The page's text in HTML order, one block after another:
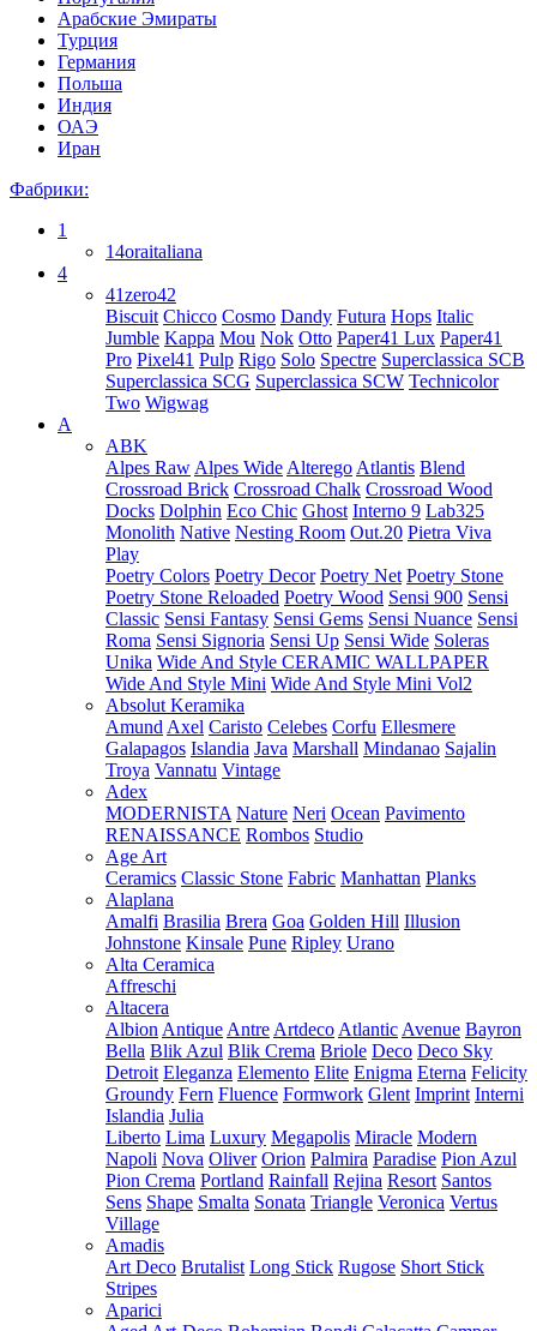
Арабские Эмираты
Турция
Германия
Польша
Индия
ОАЭ
Иран
Фабрики:
1
14oraitaliana
4
41zero42
Biscuit Chicco Cosmo Dandy Futura Hops Italic
Jumble Kappa Mou Nok Otto Paper41 Lux Paper41
Pro Pixel41 Pulp Rigo Solo Spectre Superclassica SCB
Superclassica SCG Superclassica SCW Technicolor
Two Wigwag
A
ABK
Alpes Raw Alpes Wide Alterego Atlantis Blend
Crossroad Brick Crossroad Chalk Crossroad Wood
Docks Dolphin Eco Chic Ghost Interno 9 Lab325
Monolith Native Nesting Room Out.20 Pietra Viva
Play
Poetry Colors Poetry Decor Poetry Net Poetry Stone
Poetry Stone Reloaded Poetry Wood Sensi 900 Sensi
Classic Sensi Fantasy Sensi Gems Sensi Nuance Sensi
Roma Sensi Signoria Sensi Up Sensi Wide Soleras
Unika Wide And Style CERAMIC WALLPAPER
Wide And Style Mini Wide And Style Mini Vol2
Absolut Keramika
Amund Axel Caristo Celebes Corfu Ellesmere
Galapagos Islandia Java Marshall Mindanao Sajalin
Troya Vannatu Vintage
Adex
MODERNISTA Nature Neri Ocean Pavimento
RENAISSANCE Rombos Studio
Age Art
Ceramics Classic Stone Fabric Manhattan Planks
Alaplana
Amalfi Brasilia Brera Goa Golden Hill Illusion
Johnstone Kinsale Pune Ripley Urano
Alta Ceramica
Affreschi
Altacera
Albion Antique Antre Artdeco Atlantic Avenue Bayron
Bella Blik Azul Blik Crema Briole Deco Deco Sky
Detroit Eleganza Elemento Elite Enigma Eterna Felicity
Groundy Fern Fluence Formwork Glent Imprint Interni
Islandia Julia
Liberto Lima Luxury Megapolis Miracle Modern
Napoli Nova Oliver Orion Palmira Paradise Pion Azul
Pion Crema Portland Rainfall Rejina Resort Santos
Sens Shape Smalta Sonata Triangle Veronica Vertus
Village
Amadis
Art Deco Brutalist Long Stick Rugose Short Stick
Stripes
Aparici